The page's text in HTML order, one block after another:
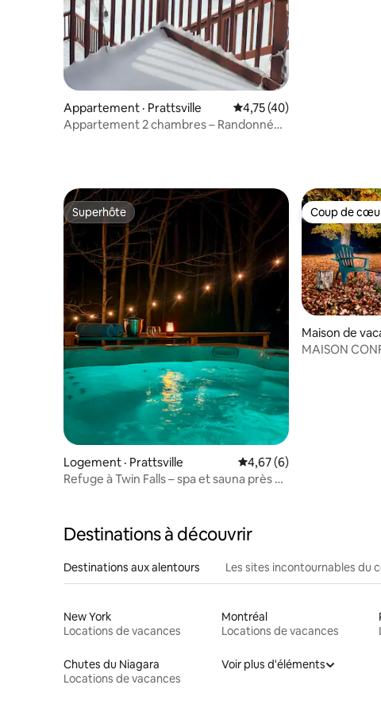
Appartement · Prattsville Note moyenne de 4,75 sur
4,75 (40)
Appartement 2 chambres – Randonnée
Superhôte
Superhôte
Logement · Prattsville Note moyenne de 4,67
4,67 (6)
Refuge à Twin Falls – spa et sauna près de
Coup de
Coup de
Maison de
lle
MAISON
Destinations à découvrir
Destinations aux alentours Les sites incontournables du
New York
Locations de vacances
Montréal
Locations de vacances
Chutes du Niagara
Locations de vacances
Voir plus d'éléments